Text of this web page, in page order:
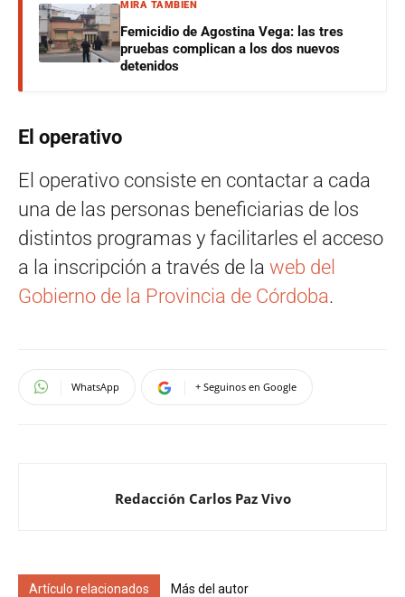
MIRÁ TAMBIÉN
Femicidio de Agostina Vega: las tres
pruebas complican a los dos nuevos
detenidos
El operativo
El operativo consiste en contactar a cada
una de las personas beneficiarias de los
distintos programas y facilitarles el acceso
a la inscripción a través de la web del
Gobierno de la Provincia de Córdoba.
WhatsApp + Seguinos en Google
Redacción Carlos Paz Vivo
Artículo relacionados Más del autor